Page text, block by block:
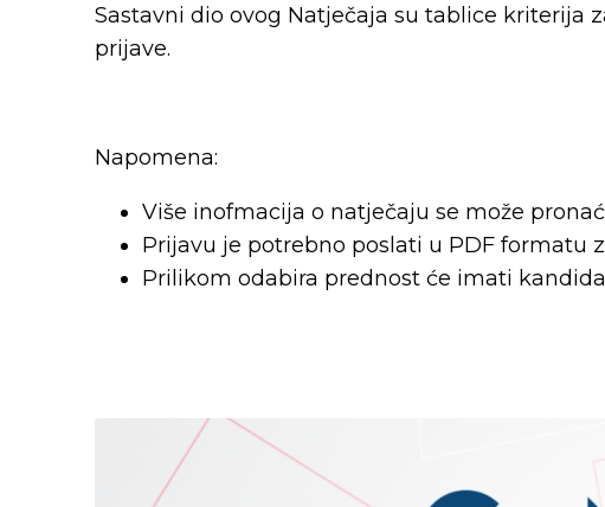
Sastavni dio ovog Natječaja su tablice kriterija
prijave.
Napomena:
Više inofmacija o natječaju se može
Prijavu je potrebno poslati u PDF formatu
Prilikom odabira prednost će imati